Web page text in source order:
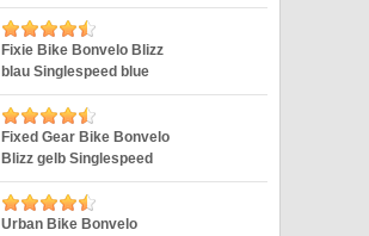
28″
Fixie Bike Bonvelo Blizz
blau Singlespeed blue
28″
Fixed Gear Bike Bonvelo
Blizz gelb Singlespeed
yellow 28″
Urban Bike Bonvelo